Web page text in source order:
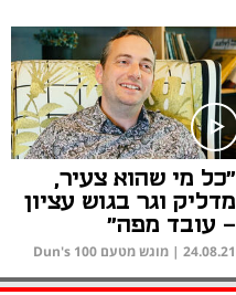
"כל מי שהוא צעיר,
מדליק וגר בגוש עציון
- עובד מפה"
24.08.21
| מוגש מטעם Dun's 100